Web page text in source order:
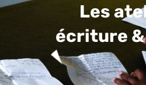
Les
écriture